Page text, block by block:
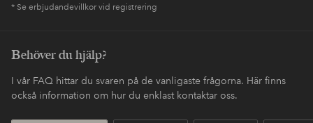
* Se erbjudandevillkor vid registrering
Behöver du hjälp?
I vår FAQ hittar du svaren på de vanligaste frågorna. Här finns
också information om hur du enklast kontaktar oss.